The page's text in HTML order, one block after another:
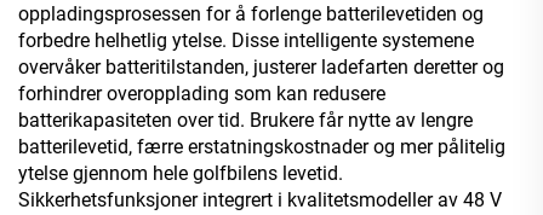
oppladingsprosessen for å forlenge batterilevetiden og
forbedre helhetlig ytelse. Disse intelligente systemene
overvåker batteritilstanden, justerer ladefarten deretter og
forhindrer overopplading som kan redusere
batterikapasiteten over tid. Brukere får nytte av lengre
batterilevetid, færre erstatningskostnader og mer pålitelig
ytelse gjennom hele golfbilens levetid.
Sikkerhetsfunksjoner integrert i kvalitetsmodeller av 48 V